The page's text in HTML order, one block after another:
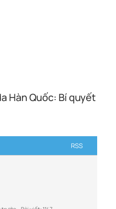
Hàn Quốc: Bí quyết
RSS